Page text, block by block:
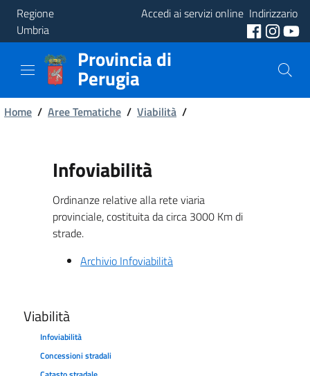
Regione
Umbria
Accedi ai servizi online Indirizzario
Provincia
Aree
Tematiche
Provincia di
Perugia
Briciole
Home / Aree Tematiche / Viabilità /
Infoviabilità
Ordinanze relative alla rete viaria
provinciale, costituita da circa 3000 Km di
strade.
Archivio Infoviabilità
Viabilità
Infoviabilità
Concessioni stradali